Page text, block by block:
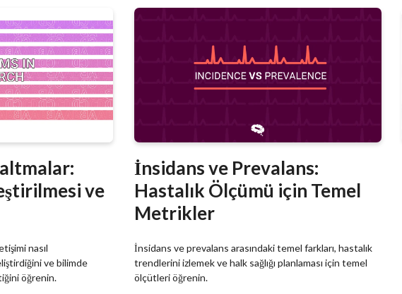
ve
nasıl
ve bilimde
öğrenin.
İnsidans ve Prevalans:
Hastalık Ölçümü için Temel
Metrikler
İnsidans ve prevalans arasındaki temel farkları, hastalık
trendlerini izlemek ve halk sağlığı planlaması için temel
ölçütleri öğrenin.